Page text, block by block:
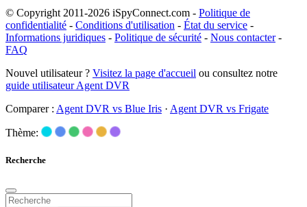
© Copyright 2011-2026 iSpyConnect.com - Politique de
confidentialité - Conditions d'utilisation - État du service -
Informations juridiques - Politique de sécurité - Nous contacter-
FAQ
Nouvel utilisateur ? Visitez la page d'accueil ou consultez notre
guide utilisateur Agent DVR
Comparer : Agent DVR vs Blue Iris · Agent DVR vs Frigate
Thème:
Recherche